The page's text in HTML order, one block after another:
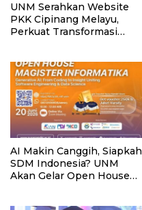
UNM Serahkan Website
PKK Cipinang Melayu,
Perkuat Transformasi
AI Makin Canggih, Siapkah
SDM Indonesia? UNM
Akan Gelar Open House